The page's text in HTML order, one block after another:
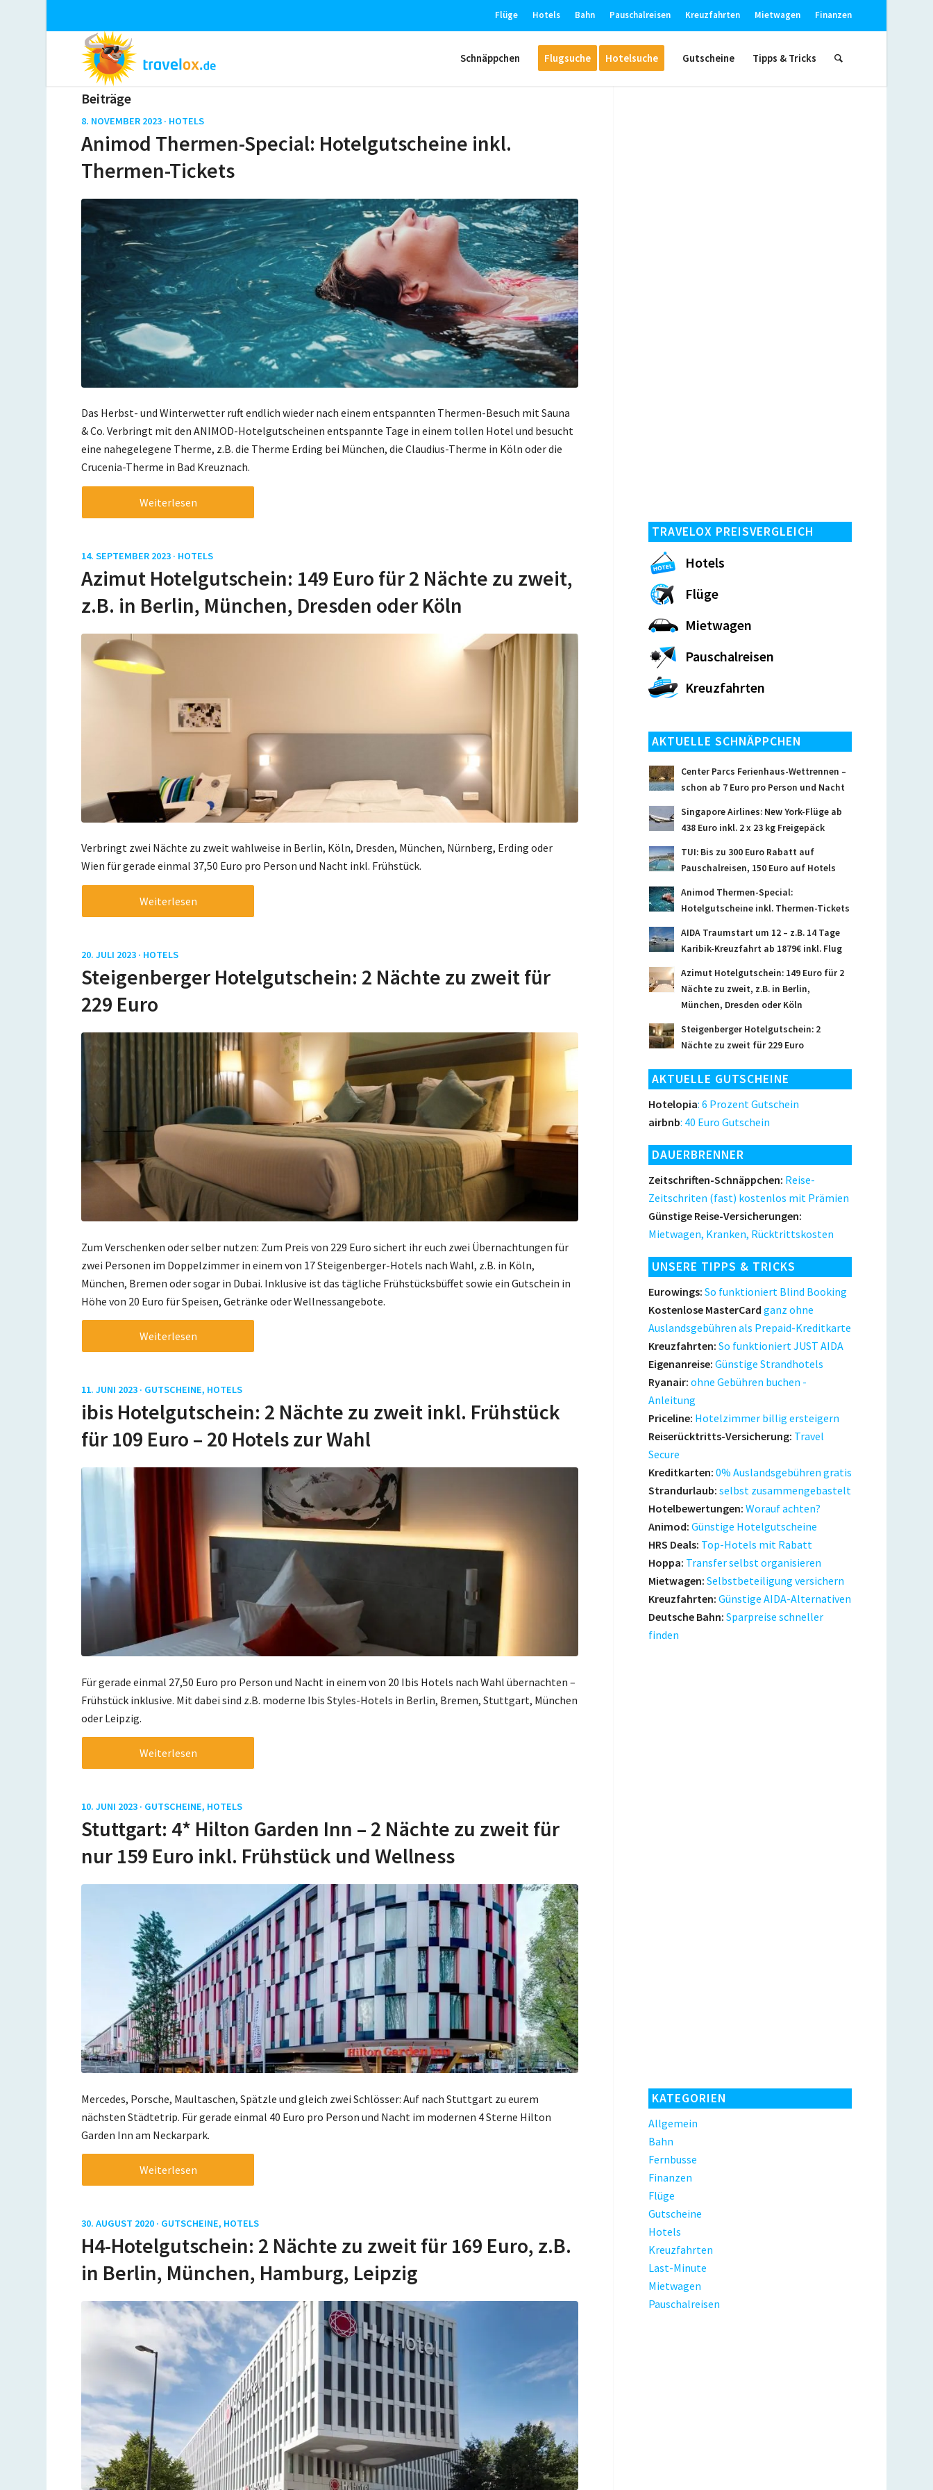
Flüge Hotels Bahn Pauschalreisen Kreuzfahrten Mietwagen Finanzen
Schnäppchen Flugsuche Hotelsuche Gutscheine Tipps & Tricks
Beiträge
8. NOVEMBER 2023 · HOTELS
Animod Thermen-Special: Hotelgutscheine inkl.
Thermen-Tickets
Das Herbst- und Winterwetter ruft endlich wieder nach einem entspannten Thermen-Besuch mit Sauna
& Co. Verbringt mit den ANIMOD-Hotelgutscheinen entspannte Tage in einem tollen Hotel und besucht
eine nahegelegene Therme, z.B. die Therme Erding bei München, die Claudius-Therme in Köln oder die
Crucenia-Therme in Bad Kreuznach.
Weiterlesen
14. SEPTEMBER 2023 · HOTELS
Azimut Hotelgutschein: 149 Euro für 2 Nächte zu zweit,
z.B. in Berlin, München, Dresden oder Köln
Verbringt zwei Nächte zu zweit wahlweise in Berlin, Köln, Dresden, München, Nürnberg, Erding oder
Wien für gerade einmal 37,50 Euro pro Person und Nacht inkl. Frühstück.
Weiterlesen
20. JULI 2023 · HOTELS
Steigenberger Hotelgutschein: 2 Nächte zu zweit für
229 Euro
Zum Verschenken oder selber nutzen: Zum Preis von 229 Euro sichert ihr euch zwei Übernachtungen für
zwei Personen im Doppelzimmer in einem von 17 Steigenberger-Hotels nach Wahl, z.B. in Köln,
München, Bremen oder sogar in Dubai. Inklusive ist das tägliche Frühstücksbüffet sowie ein Gutschein in
Höhe von 20 Euro für Speisen, Getränke oder Wellnessangebote.
Weiterlesen
11. JUNI 2023 · GUTSCHEINE, HOTELS
ibis Hotelgutschein: 2 Nächte zu zweit inkl. Frühstück
für 109 Euro – 20 Hotels zur Wahl
Für gerade einmal 27,50 Euro pro Person und Nacht in einem von 20 Ibis Hotels nach Wahl übernachten –
Frühstück inklusive. Mit dabei sind z.B. moderne Ibis Styles-Hotels in Berlin, Bremen, Stuttgart, München
oder Leipzig.
Weiterlesen
10. JUNI 2023 · GUTSCHEINE, HOTELS
Stuttgart: 4* Hilton Garden Inn – 2 Nächte zu zweit für
nur 159 Euro inkl. Frühstück und Wellness
Mercedes, Porsche, Maultaschen, Spätzle und gleich zwei Schlösser: Auf nach Stuttgart zu eurem
nächsten Städtetrip. Für gerade einmal 40 Euro pro Person und Nacht im modernen 4 Sterne Hilton
Garden Inn am Neckarpark.
Weiterlesen
30. AUGUST 2020 · GUTSCHEINE, HOTELS
H4-Hotelgutschein: 2 Nächte zu zweit für 169 Euro, z.B.
in Berlin, München, Hamburg, Leipzig
TRAVELOX PREISVERGLEICH
Hotels
Flüge
Mietwagen
Pauschalreisen
Kreuzfahrten
AKTUELLE SCHNÄPPCHEN
Center Parcs Ferienhaus-Wettrennen –
schon ab 7 Euro pro Person und Nacht
Singapore Airlines: New York-Flüge ab
438 Euro inkl. 2 x 23 kg Freigepäck
TUI: Bis zu 300 Euro Rabatt auf
Pauschalreisen, 150 Euro auf Hotels
Animod Thermen-Special:
Hotelgutscheine inkl. Thermen-Tickets
AIDA Traumstart um 12 – z.B. 14 Tage
Karibik-Kreuzfahrt ab 1879€ inkl. Flug
Azimut Hotelgutschein: 149 Euro für 2
Nächte zu zweit, z.B. in Berlin,
München, Dresden oder Köln
Steigenberger Hotelgutschein: 2
Nächte zu zweit für 229 Euro
AKTUELLE GUTSCHEINE
Hotelopia: 6 Prozent Gutschein
airbnb: 40 Euro Gutschein
DAUERBRENNER
Zeitschriften-Schnäppchen: Reise-
Zeitschriten (fast) kostenlos mit Prämien
Günstige Reise-Versicherungen:
Mietwagen, Kranken, Rücktrittskosten
UNSERE TIPPS & TRICKS
Eurowings: So funktioniert Blind Booking
Kostenlose MasterCard ganz ohne
Auslandsgebühren als Prepaid-Kreditkarte
Kreuzfahrten: So funktioniert JUST AIDA
Eigenanreise: Günstige Strandhotels
Ryanair: ohne Gebühren buchen -
Anleitung
Priceline: Hotelzimmer billig ersteigern
Reiserücktritts-Versicherung: Travel
Secure
Kreditkarten: 0% Auslandsgebühren gratis
Strandurlaub: selbst zusammengebastelt
Hotelbewertungen: Worauf achten?
Animod: Günstige Hotelgutscheine
HRS Deals: Top-Hotels mit Rabatt
Hoppa: Transfer selbst organisieren
Mietwagen: Selbstbeteiligung versichern
Kreuzfahrten: Günstige AIDA-Alternativen
Deutsche Bahn: Sparpreise schneller
finden
KATEGORIEN
Allgemein
Bahn
Fernbusse
Finanzen
Flüge
Gutscheine
Hotels
Kreuzfahrten
Last-Minute
Mietwagen
Pauschalreisen